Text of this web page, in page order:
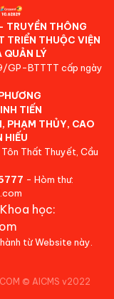
TRUYỀN THÔNG
TRIỂN THUỘC VIỆN
QUẢN LÝ
GP-BTTTT cấp ngày
TIẾN
PHẠM THỦY, CAO
HIẾU
Tôn Thất Thuyết, Cầu
- Hòm thư:
học:
từ Website này.
© AICMS v2022